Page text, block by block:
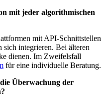
mit jeder algorithmischen
mit API-Schnittstellen
sich integrieren. Bei älteren
dienen. Im Zweifelsfall
für eine individuelle Beratung.
Überwachung der